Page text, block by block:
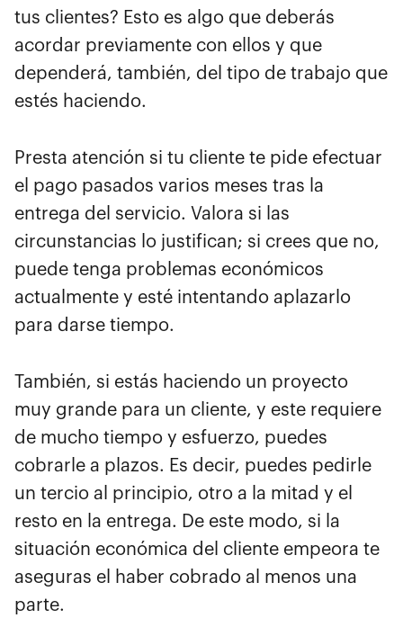
tus clientes? Esto es algo que deberás
acordar previamente con ellos y que
dependerá, también, del tipo de trabajo que
estés haciendo.
Presta atención si tu cliente te pide efectuar
el pago pasados varios meses tras la
entrega del servicio. Valora si las
circunstancias lo justifican; si crees que no,
puede tenga problemas económicos
actualmente y esté intentando aplazarlo
para darse tiempo.
También, si estás haciendo un proyecto
muy grande para un cliente, y este requiere
de mucho tiempo y esfuerzo, puedes
cobrarle a plazos. Es decir, puedes pedirle
un tercio al principio, otro a la mitad y el
resto en la entrega. De este modo, si la
situación económica del cliente empeora te
aseguras el haber cobrado al menos una
parte.